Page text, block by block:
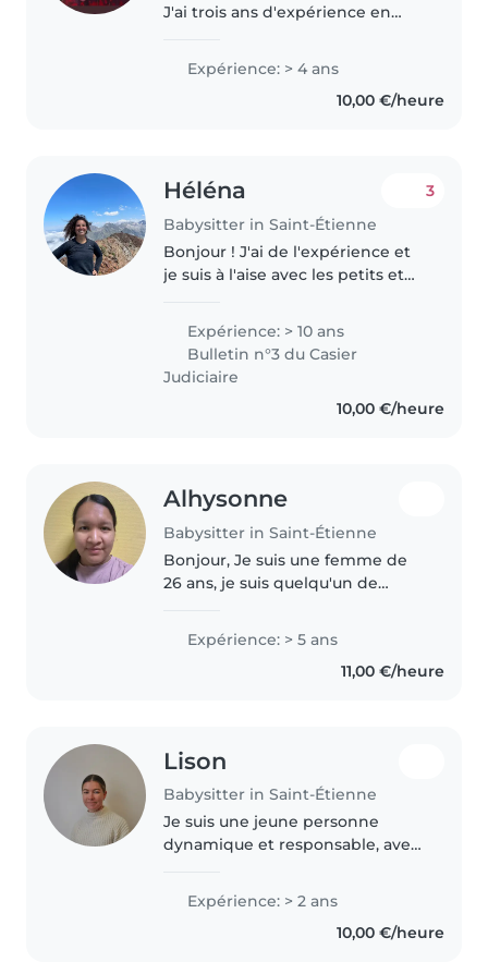
J'ai trois ans d'expérience en
auprès de bébés et de tout-
petits. J'ai également de
l'expérience avec des enfants
Expérience: > 4 ans
10,00 €/heure
Héléna
Babysitter in Saint-Étienne
3
Bonjour ! J'ai de l'expérience et
je suis à l'aise avec les petits et
avec des jeux de société, des
chansons, des activités
manuelles ou avec de la..
Expérience: > 10 ans
Bulletin n°3 du Casier
Judiciaire
10,00 €/heure
Alhysonne
Babysitter in Saint-Étienne
Bonjour, Je suis une femme de
26 ans, je suis quelqu'un de
et je travaille en crèche depuis 3
ans, donc je saurai m'occuper..
Expérience: > 5 ans
11,00 €/heure
Lison
Babysitter in Saint-Étienne
Je suis une jeune personne
dynamique et responsable, avec
d'enfants, principalement avec
des enfants d'âge préscolaire et
scolaire. Je suis à l'aise..
Expérience: > 2 ans
10,00 €/heure